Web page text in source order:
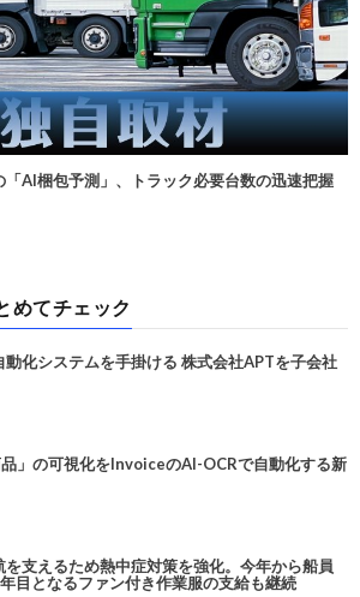
「AI梱包予測」、トラック必要台数の迅速把握
めてチェック
化システムを手掛ける 株式会社APTを子会社
」の可視化をInvoiceのAI-OCRで自動化する新
支えるため熱中症対策を強化。今年から船員
目となるファン付き作業服の支給も継続